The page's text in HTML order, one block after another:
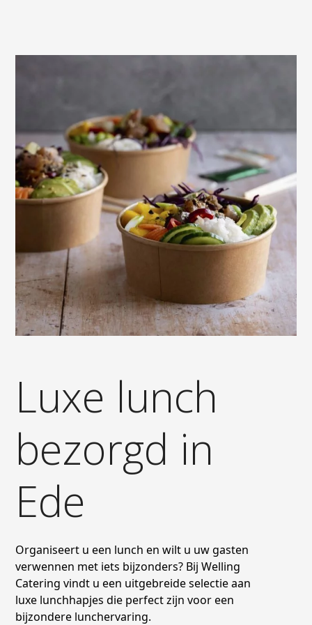
Luxe lunch
bezorgd in
Ede
Organiseert u een lunch en wilt u uw gasten
verwennen met iets bijzonders? Bij Welling
Catering vindt u een uitgebreide selectie aan
luxe lunchhapjes die perfect zijn voor een
bijzondere lunchervaring.